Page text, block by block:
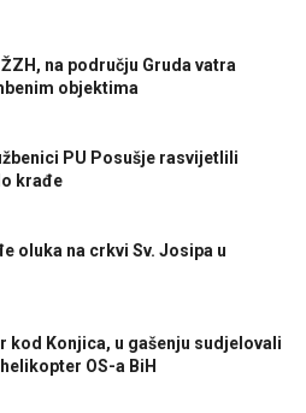
na području Gruda vatra
objektima
PU Posušje rasvijetlili
krađe
oluka na crkvi Sv. Josipa u
kod Konjica, u gašenju sudjelovali
OS-a BiH